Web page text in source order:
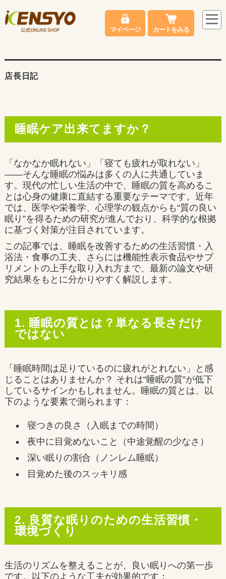
マイページ カートをみる
店長日記
睡眠ケア出来てますか？
「なかなか眠れない」「寝ても疲れが取れない」
――そんな睡眠の悩みは多くの人に共通していま
す。現代の忙しい生活の中で、睡眠の質を高めるこ
とは心身の健康に直結する重要なテーマです。近年
では、医学や栄養学、心理学の観点からも“質の良い
眠り”を得るための研究が進んでおり、科学的な根拠
に基づく対策が注目されています。
この記事では、睡眠を改善するための生活習慣・入
浴法・食事の工夫、さらには機能性表示食品やサプ
リメントの上手な取り入れ方まで、最新の論文や研
究結果をもとに分かりやすく解説します。
1. 睡眠の質とは？単なる長さだけ
ではない
「睡眠時間は足りているのに疲れがとれない」と感
じることはありませんか？ それは“睡眠の質”が低下
しているサインかもしれません。睡眠の質とは、以
下のような要素で測られます：
寝つきの良さ（入眠までの時間）
夜中に目覚めないこと（中途覚醒の少なさ）
深い眠りの割合（ノンレム睡眠）
目覚めた後のスッキリ感
2. 良質な眠りのための生活習慣・
環境づくり
生活のリズムを整えることが、良い眠りへの第一歩
です。以下のような工夫が効果的です：